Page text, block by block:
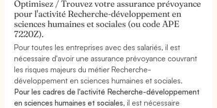
Optimisez / Trouvez votre assurance prévoyance
pour l'activité Recherche-développement en
sciences humaines et sociales (ou code APE
7220Z).
Pour toutes les entreprises avec des salariés, il est
nécessaire d'avoir une assurance prévoyance couvrant
les risques majeurs du métier Recherche-
développement en sciences humaines et sociales.
Pour les cadres de l'activité Recherche-développement
en sciences humaines et sociales, il est nécessaire